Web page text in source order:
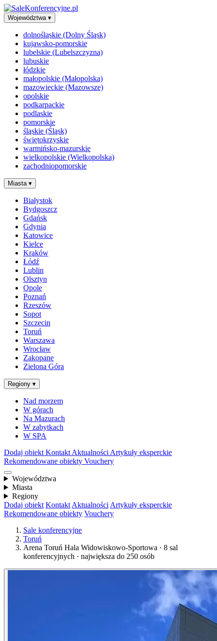
Województwa ▾
dolnośląskie (Dolny Śląsk)
kujawsko-pomorskie
lubelskie (Lubelszczyzna)
lubuskie
łódzkie
małopolskie (Małopolska)
mazowieckie (Mazowsze)
opolskie
podkarpackie
podlaskie
pomorskie
śląskie (Śląsk)
świętokrzyskie
warmińsko-mazurskie
wielkopolskie (Wielkopolska)
zachodniopomorskie
Miasta ▾
Białystok
Bydgoszcz
Gdańsk
Gdynia
Katowice
Kielce
Kraków
Łódź
Lublin
Olsztyn
Opole
Poznań
Rzeszów
Sopot
Szczecin
Toruń
Warszawa
Wrocław
Zakopane
Zielona Góra
Regiony ▾
Nad morzem
W górach
Na Mazurach
W zabytkach
W SPA
Dodaj obiekt Kontakt Aktualności Artykuły eksperckie
Rekomendowane obiekty Vouchery
Województwa
Miasta
Regiony
Dodaj obiekt Kontakt Aktualności Artykuły eksperckie
Rekomendowane obiekty Vouchery
Sale konferencyjne
Toruń
Arena Toruń Hala Widowiskowo-Sportowa · 8 sal
konferencyjnych · największa do 250 osób